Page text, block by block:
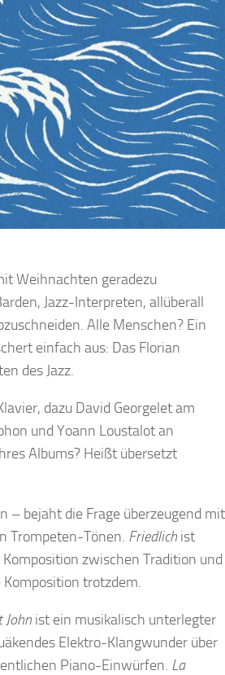
Weihnachten geradezu
Jazz-Interpreten, allüberall
Alle Menschen? Ein
einfach aus: Das Florian
des Jazz.
dazu David Georgelet am
und Yoann Loustalot an
Albums? Heißt übersetzt
bejaht die Frage überzeugend mit
Trompeten-Tönen. Friedlich ist
zwischen Tradition und
trotzdem.
John ist ein musikalisch unterlegter
Elektro-Klangwunder über
Piano-Einwürfen. La